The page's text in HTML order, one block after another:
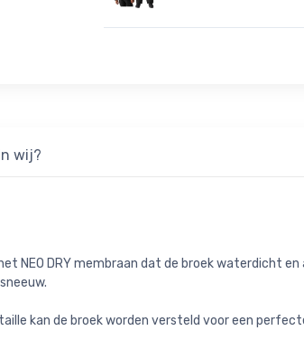
wij?
NEO DRY membraan dat de broek waterdicht
kan de broek worden versteld voor een